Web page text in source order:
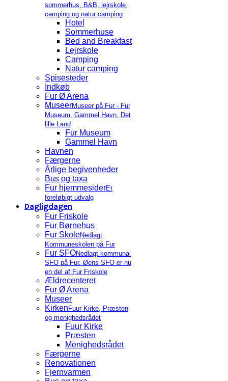
sommerhus, B&B, lejrskole,
camping og natur camping
Hotel
Sommerhuse
Bed and Breakfast
Lejrskole
Camping
Natur camping
Spisesteder
Indkøb
Fur Ø Arena
MuseerMuseer på Fur - Fur
Museum, Gammel Havn, Det
lille Land
Fur Museum
Gammel Havn
Havnen
Færgerne
Årlige begivenheder
Bus og taxa
Fur hjemmesiderEt
foreløbigt udvalg
Dagligdagen
Fur Friskole
Fur Børnehus
Fur SkoleNedlagt
Kommuneskolen på Fur
Fur SFONedlagt kommunal
SFO på Fur. Øens SFO er nu
en del af Fur Friskole
Ældrecenteret
Fur Ø Arena
Museer
Kirken Fuur Kirke, Præsten
og menighedsrådet
Fuur Kirke
Præsten
Menighedsrådet
Færgerne
Renovationen
Fjernvarmen